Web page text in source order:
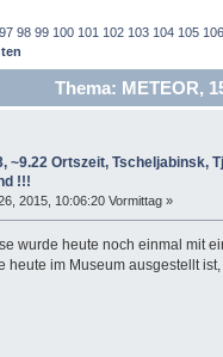
97 98 99 100 101 102 103 104 105 106
Thema: METEOR,
Tjumen, Swerdlowsk,
~9.22 Ortszeit, Tscheljabinsk,
!!!
2015, 10:06:20 Vormittag »
wurde heute noch einmal mit
heute im Museum ausgestellt